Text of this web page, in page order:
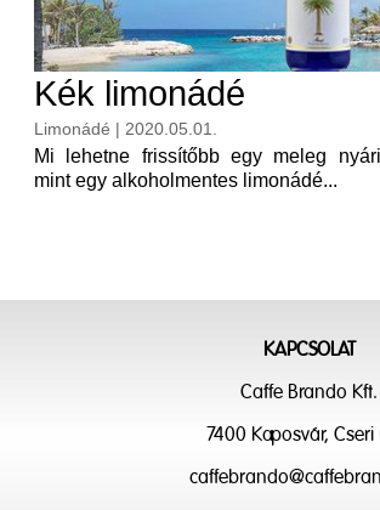
Kék limonádé
Limonádé | 2020.05.01.
Mi lehetne frissítőbb egy meleg
mint egy alkoholmentes limonádé...
KAPCSOLAT
Caffe Brando Kft.
7400 Kaposvár, Cseri